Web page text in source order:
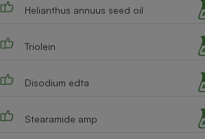
Helianthus annuus seed oil
Triolein
Disodium edta
Stearamide amp